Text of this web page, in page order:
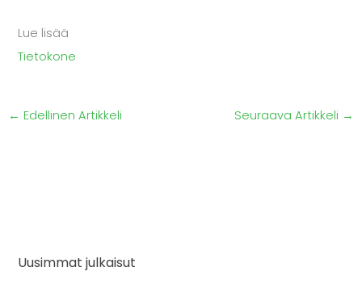
Lue lisää
Tietokone
← Edellinen Artikkeli Seuraava Artikkeli →
Uusimmat julkaisut